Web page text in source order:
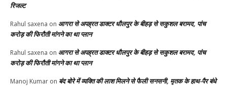
रिजल्ट
Rahul saxena on आगरा से अपह्रत डाक्टर धौलपुर के बीहड़ से सकुशल बरामद, पांच
करोड़ की फिरौती मांगने का था प्लान
Rahul saxena on आगरा से अपह्रत डाक्टर धौलपुर के बीहड़ से सकुशल बरामद, पांच
करोड़ की फिरौती मांगने का था प्लान
Manoj Kumar on बंद बोरे में व्यक्ति की लाश मिलने से फैली सनसनी, मृतक के हाथ-पैर बंधे